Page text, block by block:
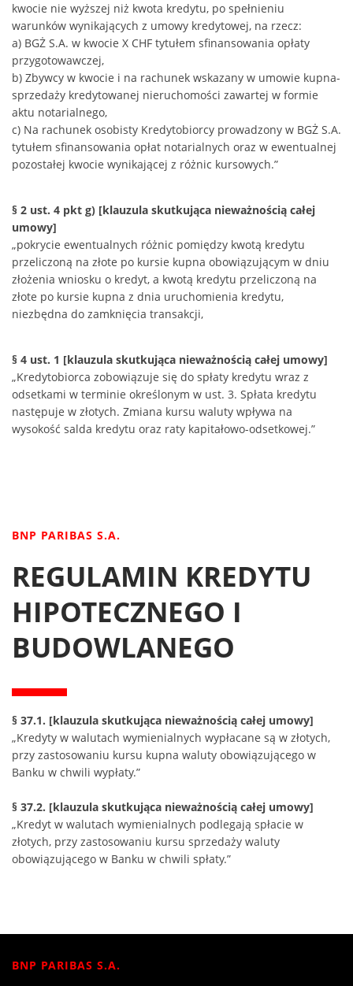
kwocie nie wyższej niż kwota kredytu, po spełnieniu
warunków wynikających z umowy kredytowej, na rzecz:
a) BGŻ S.A. w kwocie X CHF tytułem sfinansowania opłaty
przygotowawczej,
b) Zbywcy w kwocie i na rachunek wskazany w umowie kupna-
sprzedaży kredytowanej nieruchomości zawartej w formie
aktu notarialnego,
c) Na rachunek osobisty Kredytobiorcy prowadzony w BGŻ S.A.
tytułem sfinansowania opłat notarialnych oraz w ewentualnej
pozostałej kwocie wynikającej z różnic kursowych.”
§ 2 ust. 4 pkt g) [klauzula skutkująca nieważnością całej
umowy]
„pokrycie ewentualnych różnic pomiędzy kwotą kredytu
przeliczoną na złote po kursie kupna obowiązującym w dniu
złożenia wniosku o kredyt, a kwotą kredytu przeliczoną na
złote po kursie kupna z dnia uruchomienia kredytu,
niezbędna do zamknięcia transakcji,
§ 4 ust. 1 [klauzula skutkująca nieważnością całej umowy]
„Kredytobiorca zobowiązuje się do spłaty kredytu wraz z
odsetkami w terminie określonym w ust. 3. Spłata kredytu
następuje w złotych. Zmiana kursu waluty wpływa na
wysokość salda kredytu oraz raty kapitałowo-odsetkowej.”
BNP PARIBAS S.A.
REGULAMIN KREDYTU
HIPOTECZNEGO I
BUDOWLANEGO
§ 37.1. [klauzula skutkująca nieważnością całej umowy]
„Kredyty w walutach wymienialnych wypłacane są w złotych,
przy zastosowaniu kursu kupna waluty obowiązującego w
Banku w chwili wypłaty.”
§ 37.2. [klauzula skutkująca nieważnością całej umowy]
„Kredyt w walutach wymienialnych podlegają spłacie w
złotych, przy zastosowaniu kursu sprzedaży waluty
obowiązującego w Banku w chwili spłaty.”
BNP PARIBAS S.A.